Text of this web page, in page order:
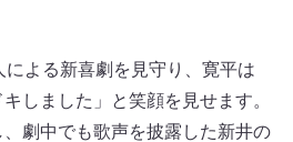
よる新喜劇を見守り、寛平は
しました」と笑顔を見せます。
劇中でも歌声を披露した新井の